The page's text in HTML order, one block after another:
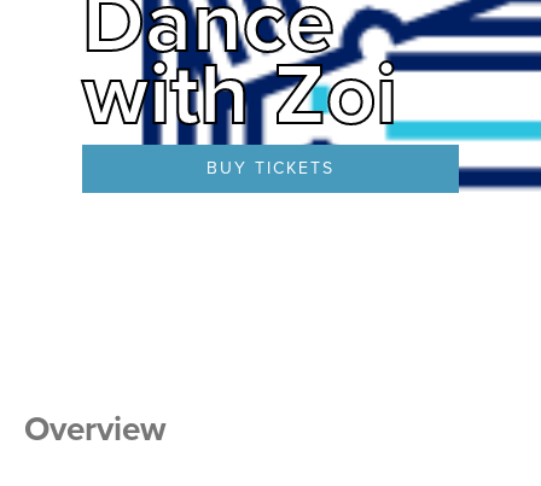
with Zoi
BUY TICKETS
Overview